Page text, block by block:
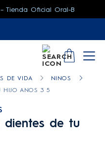
Tienda Oficial Oral-B
SEARCHYOUR
DE VIDA
NINOS
HIJO ANOS 3 5
dientes de tu